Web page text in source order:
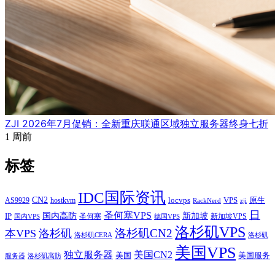
ZJI 2026年7月促销：全新重庆联通区域独立服务器终身七折
1 周前
标签
AS9929 CN2 hostkvm IDC国际资讯 locvps RackNerd VPS zji 原生
IP 国内VPS 国内高防 圣何塞 圣何塞VPS 德国VPS 新加坡 新加坡VPS
日
本VPS 洛杉矶 洛杉矶CERA 洛杉矶CN2 洛杉矶VPS 洛杉矶
服务器 洛杉矶高防 独立服务器 美国 美国CN2 美国VPS 美国服务